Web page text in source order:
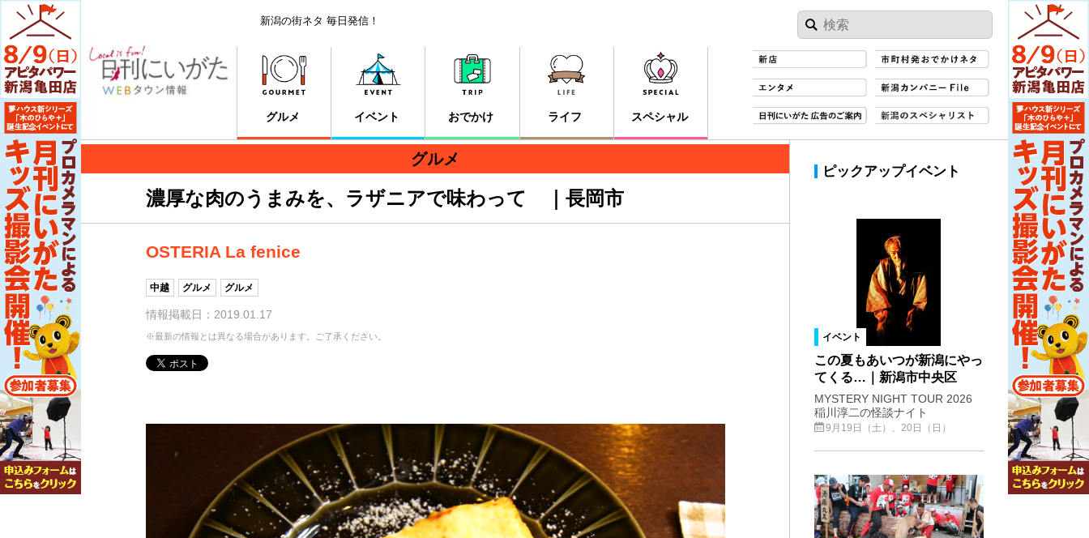
新潟の街ネタ 毎日発信！
グルメ イベント おでかけ ライフ スペシャル
グルメ
濃厚な肉のうまみを、ラザニアで味わって ｜長岡市
OSTERIA La fenice
中越 グルメ グルメ
情報掲載日：2019.01.17
※最新の情報とは異なる場合があります。ご了承ください。
ピックアップイベント
イベント
この夏もあいつが新潟にやっ
てくる…｜新潟市中央区
MYSTERY NIGHT TOUR 2026
稲川淳二の怪談ナイト
9月19日（土）、20日（日）